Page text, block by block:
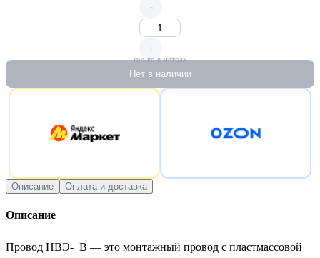
-
+
кол-во в метрах
Нет в наличии
Описание Оплата и доставка
Описание
Провод НВЭ-  В — это монтажный провод с пластмассовой